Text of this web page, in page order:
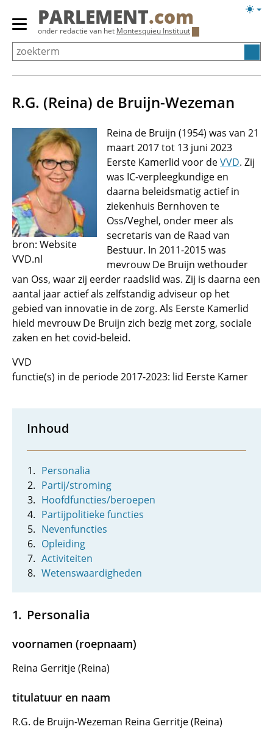
Overslaan
Primair
menu
tonen/verbergen
PARLEMENT.com
onder redactie van het Montesquieu Instituut
R.G. (Reina) de Bruijn-Wezeman
bron: Website
VVD.nl
Reina de Bruijn (1954) was van 21
maart 2017 tot 13 juni 2023
Eerste Kamerlid voor deVVD. Zij
was IC-verpleegkundige en
daarna beleidsmatig actief in
ziekenhuis Bernhoven te
Oss/Veghel, onder meer als
secretaris van de Raad van
Bestuur. In 2011-2015 was
mevrouw De Bruijn wethouder
van Oss, waar zij eerder raadslid was. Zij is daarna een
aantal jaar actief als zelfstandig adviseur op het
gebied van innovatie in de zorg. Als Eerste Kamerlid
hield mevrouw De Bruijn zich bezig met zorg, sociale
zaken en het covid-beleid.
VVD
functie(s) in de periode 2017-2023: lid Eerste Kamer
Inhoud
Personalia
Partij/stroming
Hoofdfuncties/beroepen
Partijpolitieke functies
Nevenfuncties
Opleiding
Activiteiten
Wetenswaardigheden
Personalia
voornamen (roepnaam)
Reina Gerritje (Reina)
titulatuur en naam
R.G. de Bruijn-Wezeman Reina Gerritje (Reina)